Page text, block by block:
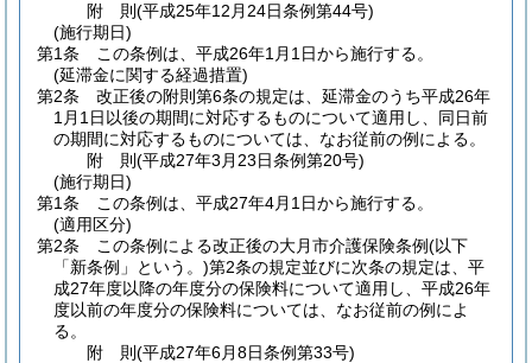
附 則(平成25年12月24日条例第44号)
(施行期日)
第1条
この条例は、平成26年1月1日から施行する。
(延滞金に関する経過措置)
第2条
改正後の附則第6条の規定は、延滞金のうち平成26年
1月1日以後の期間に対応するものについて適用し、同日前
の期間に対応するものについては、なお従前の例による。
附 則(平成27年3月23日条例第20号)
(施行期日)
第1条
この条例は、平成27年4月1日から施行する。
(適用区分)
第2条
この条例による改正後の大月市介護保険条例(以下
「新条例」という。)第2条の規定並びに次条の規定は、平
成27年度以降の年度分の保険料について適用し、平成26年
度以前の年度分の保険料については、なお従前の例によ
る。
附 則(平成27年6月8日条例第33号)